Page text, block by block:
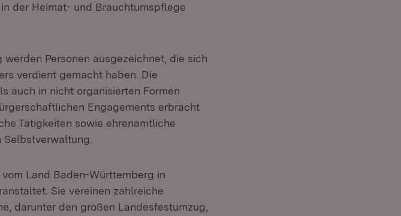
der Heimat- und Brauchtumspflege
Personen ausgezeichnet, die sich
verdient gemacht haben. Die
auch in nicht organisierten Formen
Engagements erbracht
Tätigkeiten sowie ehrenamtliche
Land Baden-Württemberg in
Sie vereinen zahlreiche
darunter den großen Landesfestumzug,